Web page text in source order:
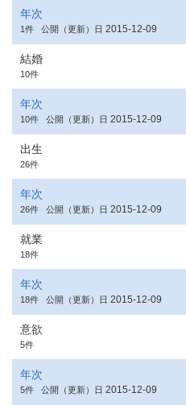
年次
1件 公開（更新）日 2015-12-09
結婚
10件
年次
10件 公開（更新）日 2015-12-09
出生
26件
年次
26件 公開（更新）日 2015-12-09
就業
18件
年次
18件 公開（更新）日 2015-12-09
意欲
5件
年次
5件 公開（更新）日 2015-12-09